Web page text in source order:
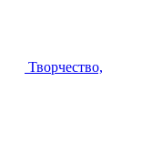
Творчество,